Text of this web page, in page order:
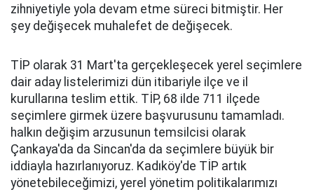
zihniyetiyle yola devam etme süreci bitmiştir. Her
şey değişecek muhalefet de değişecek.
TİP olarak 31 Mart'ta gerçekleşecek yerel seçimlere
dair aday listelerimizi dün itibariyle ilçe ve il
kurullarına teslim ettik. TİP, 68 ilde 711 ilçede
seçimlere girmek üzere başvurusunu tamamladı.
halkın değişim arzusunun temsilcisi olarak
Çankaya'da da Sincan'da da seçimlere büyük bir
iddiayla hazırlanıyoruz. Kadıköy'de TİP artık
yönetebileceğimizi, yerel yönetim politikalarımızı